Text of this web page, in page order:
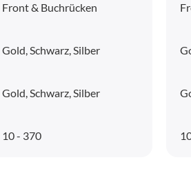
Front & Buchrücken
Gold, Schwarz, Silber
Gold, Schwarz, Silber
10 - 370